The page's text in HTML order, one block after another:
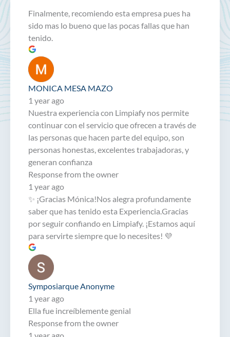
Finalmente, recomiendo esta empresa pues ha
sido mas lo bueno que las pocas fallas que han
tenido.
MONICA MESA MAZO
1 year ago
Nuestra experiencia con Limpiafy nos permite
continuar con el servicio que ofrecen a través de
las personas que hacen parte del equipo, son
personas honestas, excelentes trabajadoras, y
generan confianza
Response from the owner
1 year ago
✨ ¡Gracias Mónica!Nos alegra profundamente
saber que has tenido esta Experiencia.Gracias
por seguir confiando en Limpiafy. ¡Estamos aquí
para servirte siempre que lo necesites! 💜
Symposiarque Anonyme
1 year ago
Ella fue increíblemente genial
Response from the owner